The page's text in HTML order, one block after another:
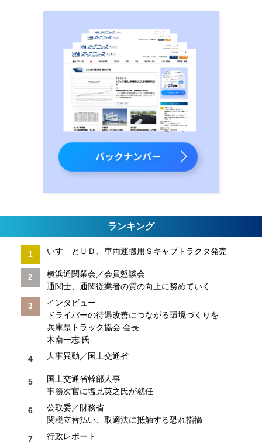
ランキング
いすゞとＵＤ、車両運搬用Ｓキャブトラクタ発売
横浜通関業会／会員懇談会
通関士、通関従業者の質の向上に努めていく
インタビュー
ドライバーの待遇改善につながる環境づくりを
兵庫県トラック協会 会長
木南一志 氏
人事異動／国土交通省
国土交通省幹部人事
事務次官に塩見英之氏が就任
公取委／財務省
関税立替払い、取適法に抵触する恐れ指摘
行政レポート